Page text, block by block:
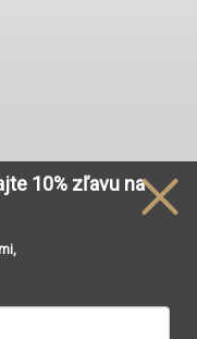
umožnili pohodlné
prevádzky webu
a použiteľnosť. Viac
10% zľavu na